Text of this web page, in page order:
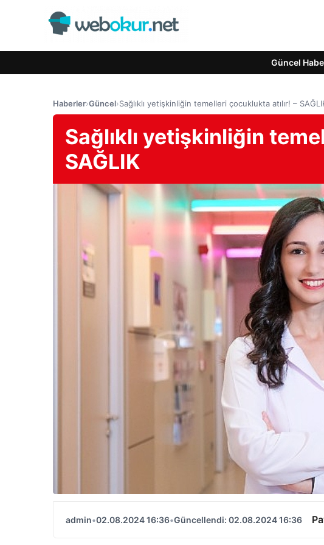
Güncel
Haberler›Güncel›Sağlıklı yetişkinliğin temelleri çocuklukta atılır! –
Sağlıklı yetişkinliğin
SAĞLIK
admin•02.08.2024 16:36•Güncellendi: 02.08.2024 16:36